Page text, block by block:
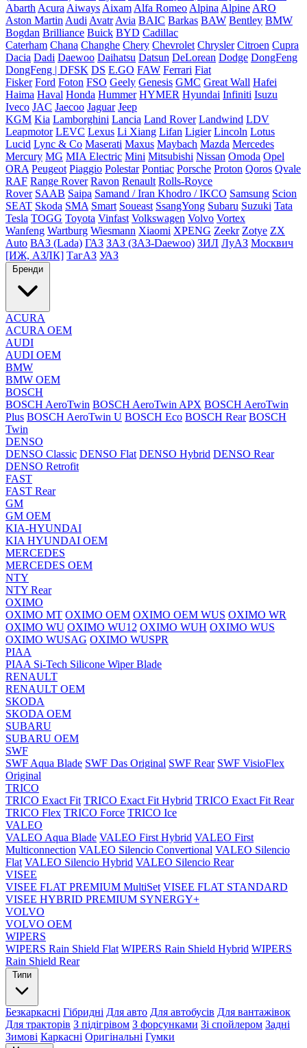
Abarth Acura Aiways Aixam Alfa Romeo Alpina Alpine ARO
Aston Martin Audi Avatr Avia BAIC Barkas BAW Bentley BMW
Bogdan Brilliance Buick BYD Cadillac
Caterham Chana Changhe Chery Chevrolet Chrysler Citroen Cupra
Dacia Dadi Daewoo Daihatsu Datsun DeLorean Dodge DongFeng
DongFeng | DFSK DS E.GO FAW Ferrari Fiat
Fisker Ford Foton FSO Geely Genesis GMC Great Wall Hafei
Haima Haval Honda Hummer HYMER Hyundai Infiniti Isuzu
Iveco JAC Jaecoo Jaguar Jeep
KGM Kia Lamborghini Lancia Land Rover Landwind LDV
Leapmotor LEVC Lexus Li Xiang Lifan Ligier Lincoln Lotus
Lucid Lync & Co Maserati Maxus Maybach Mazda Mercedes
Mercury MG MIA Electric Mini Mitsubishi Nissan Omoda Opel
ORA Peugeot Piaggio Polestar Pontiac Porsche Proton Qoros Qvale
RAF Range Rover Ravon Renault Rolls-Royce
Rover SAAB Saipa Samand / Iran Khodro / IKCO Samsung Scion
SEAT Skoda SMA Smart Soueast SsangYong Subaru Suzuki Tata
Tesla TOGG Toyota Vinfast Volkswagen Volvo Vortex
Wanfeng Wartburg Wiesmann Xiaomi XPENG Zeekr Zotye ZX
Auto ВАЗ (Lada) ГАЗ ЗАЗ (ЗАЗ-Daewoo) ЗИЛ ЛуАЗ Москвич
[ИЖ, АЗЛК] ТагАЗ УАЗ
Бренди
ACURA
ACURA OEM
AUDI
AUDI OEM
BMW
BMW OEM
BOSCH
BOSCH AeroTwin BOSCH AeroTwin APX BOSCH AeroTwin
Plus BOSCH AeroTwin U BOSCH Eco BOSCH Rear BOSCH
Twin
DENSO
DENSO Classic DENSO Flat DENSO Hybrid DENSO Rear
DENSO Retrofit
FAST
FAST Rear
GM
GM OEM
KIA-HYUNDAI
KIA HYUNDAI OEM
MERCEDES
MERCEDES OEM
NTY
NTY Rear
OXIMO
OXIMO MT OXIMO OEM OXIMO OEM WUS OXIMO WR
OXIMO WU OXIMO WU12 OXIMO WUH OXIMO WUS
OXIMO WUSAG OXIMO WUSPR
PIAA
PIAA Si-Tech Silicone Wiper Blade
RENAULT
RENAULT OEM
SKODA
SKODA OEM
SUBARU
SUBARU OEM
SWF
SWF Aqua Blade SWF Das Original SWF Rear SWF VisioFlex
Original
TRICO
TRICO Exact Fit TRICO Exact Fit Hybrid TRICO Exact Fit Rear
TRICO Flex TRICO Force TRICO Ice
VALEO
VALEO Aqua Blade VALEO First Hybrid VALEO First
Multiconnection VALEO Silencio Convertional VALEO Silencio
Flat VALEO Silencio Hybrid VALEO Silencio Rear
VISEE
VISEE FLAT PREMIUM MultiSet VISEE FLAT STANDARD
VISEE HYBRID PREMIUM SYNERGY+
VOLVO
VOLVO OEM
WIPERS
WIPERS Rain Shield Flat WIPERS Rain Shield Hybrid WIPERS
Rain Shield Rear
Типи
Безкаркасні Гібридні Для авто Для автобусів Для вантажівок
Для тракторів З підігрівом З форсунками Зі спойлером Задні
Зимові Каркасні Оригінальні Гумки